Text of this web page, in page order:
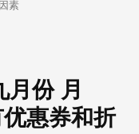
素
份 月
惠券和折